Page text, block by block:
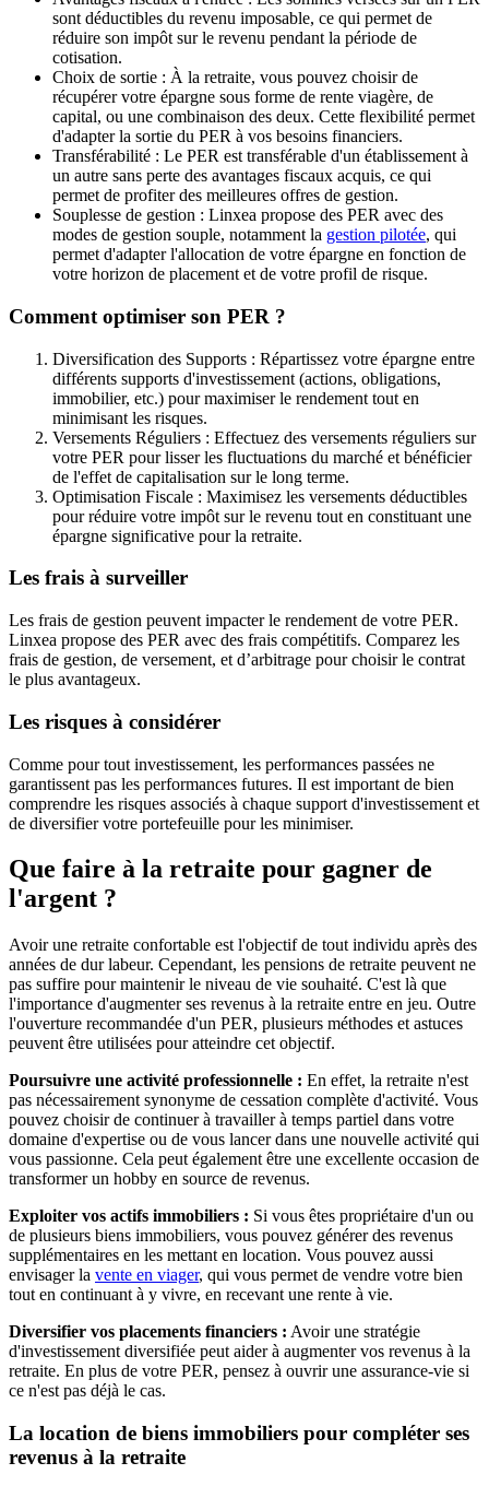
sont déductibles du revenu imposable, ce qui permet de
réduire son impôt sur le revenu pendant la période de
cotisation.
Choix de sortie : À la retraite, vous pouvez choisir de
récupérer votre épargne sous forme de rente viagère, de
capital, ou une combinaison des deux. Cette flexibilité permet
d'adapter la sortie du PER à vos besoins financiers.
Transférabilité : Le PER est transférable d'un établissement à
un autre sans perte des avantages fiscaux acquis, ce qui
permet de profiter des meilleures offres de gestion.
Souplesse de gestion : Linxea propose des PER avec des
modes de gestion souple, notamment la gestion pilotée, qui
permet d'adapter l'allocation de votre épargne en fonction de
votre horizon de placement et de votre profil de risque.
Comment optimiser son PER ?
Diversification des Supports : Répartissez votre épargne entre
différents supports d'investissement (actions, obligations,
immobilier, etc.) pour maximiser le rendement tout en
minimisant les risques.
Versements Réguliers : Effectuez des versements réguliers sur
votre PER pour lisser les fluctuations du marché et bénéficier
de l'effet de capitalisation sur le long terme.
Optimisation Fiscale : Maximisez les versements déductibles
pour réduire votre impôt sur le revenu tout en constituant une
épargne significative pour la retraite.
Les frais à surveiller
Les frais de gestion peuvent impacter le rendement de votre PER.
Linxea propose des PER avec des frais compétitifs. Comparez les
frais de gestion, de versement, et d’arbitrage pour choisir le contrat
le plus avantageux.
Les risques à considérer
Comme pour tout investissement, les performances passées ne
garantissent pas les performances futures. Il est important de bien
comprendre les risques associés à chaque support d'investissement et
de diversifier votre portefeuille pour les minimiser.
Que faire à la retraite pour gagner de
l'argent ?
Avoir une retraite confortable est l'objectif de tout individu après des
années de dur labeur. Cependant, les pensions de retraite peuvent ne
pas suffire pour maintenir le niveau de vie souhaité. C'est là que
l'importance d'augmenter ses revenus à la retraite entre en jeu. Outre
l'ouverture recommandée d'un PER, plusieurs méthodes et astuces
peuvent être utilisées pour atteindre cet objectif.
Poursuivre une activité professionnelle : En effet, la retraite n'est
pas nécessairement synonyme de cessation complète d'activité. Vous
pouvez choisir de continuer à travailler à temps partiel dans votre
domaine d'expertise ou de vous lancer dans une nouvelle activité qui
vous passionne. Cela peut également être une excellente occasion de
transformer un hobby en source de revenus.
Exploiter vos actifs immobiliers : Si vous êtes propriétaire d'un ou
de plusieurs biens immobiliers, vous pouvez générer des revenus
supplémentaires en les mettant en location. Vous pouvez aussi
envisager la vente en viager, qui vous permet de vendre votre bien
tout en continuant à y vivre, en recevant une rente à vie.
Diversifier vos placements financiers : Avoir une stratégie
d'investissement diversifiée peut aider à augmenter vos revenus à la
retraite. En plus de votre PER, pensez à ouvrir une assurance-vie si
ce n'est pas déjà le cas.
La location de biens immobiliers pour compléter ses
revenus à la retraite